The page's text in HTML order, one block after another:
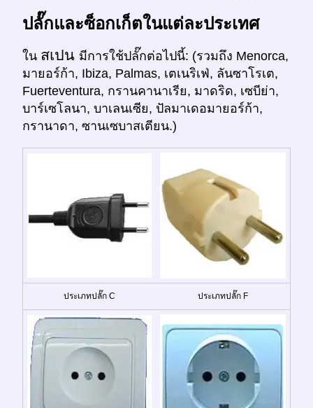
ปลั๊กและซ็อกเก็ตในแต่ละประเทศ
ใน สเปน มีการใช้ปลั๊กต่อไปนี้: (รวมถึง Menorca,
มายอร์ก้า, Ibiza, Palmas, เตเนริเฟ่, ลันซาโรเต,
Fuerteventura, กรานคานาเรีย, มาดริด, เซบีย่า,
บาร์เซโลนา, บาเลนเซีย, ปัลมาเดอมายอร์ก้า,
กรานาดา, ซานเซบาสเตียน.)
ประเภทปลั๊ก C ประเภทปลั๊ก F